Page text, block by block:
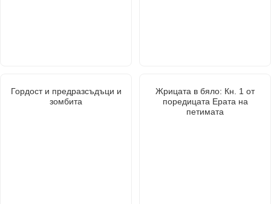
Гордост и предразсъдъци и
зомбита
Жрицата в бяло: Кн. 1 от
поредицата Ерата на
петимата